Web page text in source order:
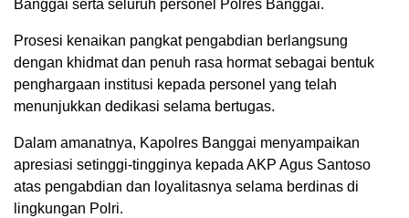
Banggai serta seluruh personel Polres Banggai.
Prosesi kenaikan pangkat pengabdian berlangsung
dengan khidmat dan penuh rasa hormat sebagai bentuk
penghargaan institusi kepada personel yang telah
menunjukkan dedikasi selama bertugas.
Dalam amanatnya, Kapolres Banggai menyampaikan
apresiasi setinggi-tingginya kepada AKP Agus Santoso
atas pengabdian dan loyalitasnya selama berdinas di
lingkungan Polri.